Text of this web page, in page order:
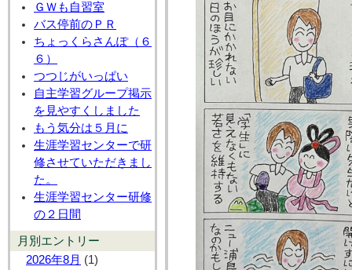
ＧＷも自習室
バス停前のＰＲ
ちょっくらさんぽ（６
６）
つつじがいっぱい
自主学習グループ掲示
を見やすくしました
もう気分は５月に
生涯学習センターで研
修させていただきまし
た。
生涯学習センター研修
の２日間
月別エントリー
2026年8月 (1)